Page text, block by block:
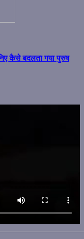
कैसे बदलता गया पुरुष